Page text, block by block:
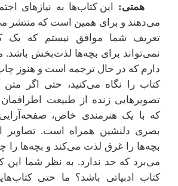
همتی:
این کتاب‌ها به نیازهای
می‌دهند و برای همین است که منتشر
تعریف شما موافق نیستم که یک
نمی‌تواند برای بچه‌ها لذت‌بخش باشد.
دارم که در حال ترجمه است و هنوز
کتاب را نگاه می‌کنید، حتی اگر متن
تصویرهایی زنده از طبیعت
که با یک هنرمندی خاص،
بصری دلنشین همراه است. تصاویر
بچه‌ها را غرق لذت می‌کند و بچه‌ها را
می‌برد که حد ندارد. به نظر شما این
کتاب ادبیاتی باشد؟ ما حتی